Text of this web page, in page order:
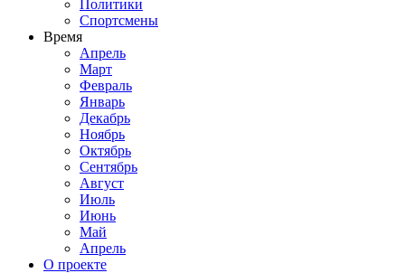
Политики
Спортсмены
Время
Апрель
Март
Февраль
Январь
Декабрь
Ноябрь
Октябрь
Сентябрь
Август
Июль
Июнь
Май
Апрель
О проекте